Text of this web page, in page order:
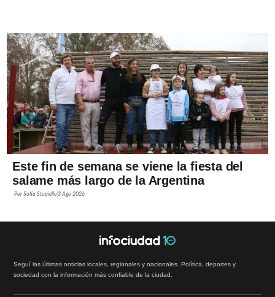
Este fin de semana se viene la fiesta del
salame más largo de la Argentina
PorSofía Stupiello3 Ago 2026
Seguí las últimas noticias locales, regionales y nacionales. Política, deportes y
sociedad con la información más confiable de la ciudad.